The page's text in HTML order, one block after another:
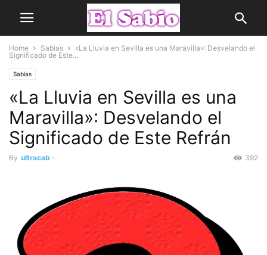
Home Sabias
«La Lluvia en Sevilla es una Maravilla»: Desvelando el
Significado de Este...
Sabias
«La Lluvia en Sevilla es una
Maravilla»: Desvelando el
Significado de Este Refrán
By ultracab - 392